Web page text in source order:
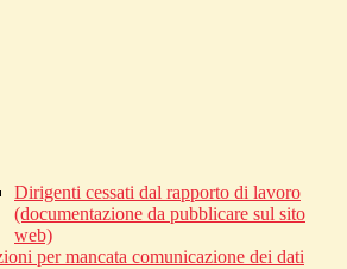
Dirigenti cessati dal rapporto di lavoro
(documentazione da pubblicare sul sito
web)
per mancata comunicazione dei dati